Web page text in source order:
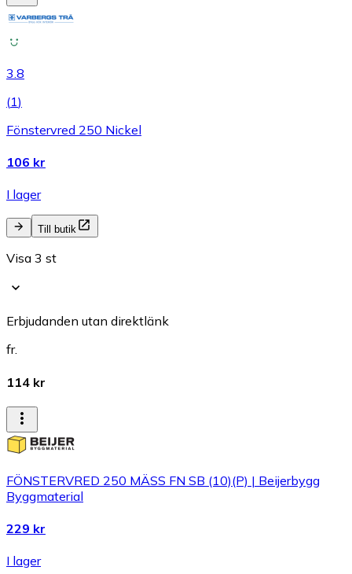
3.8
(1)
Fönstervred 250 Nickel
106 kr
I lager
Till butik
Visa 3 st
Erbjudanden utan direktlänk
fr.
114 kr
FÖNSTERVRED 250 MÄSS FN SB (10)(P) | Beijerbygg
Byggmaterial
229 kr
I lager